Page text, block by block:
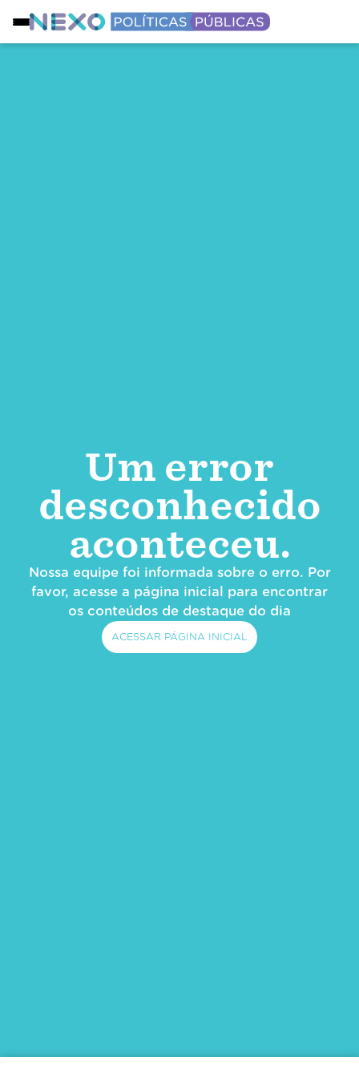
Um error
desconhecido
aconteceu.
Nossa equipe foi informada sobre o erro. Por
favor, acesse a página inicial para encontrar
os conteúdos de destaque do dia
ACESSAR PÁGINA INICIAL